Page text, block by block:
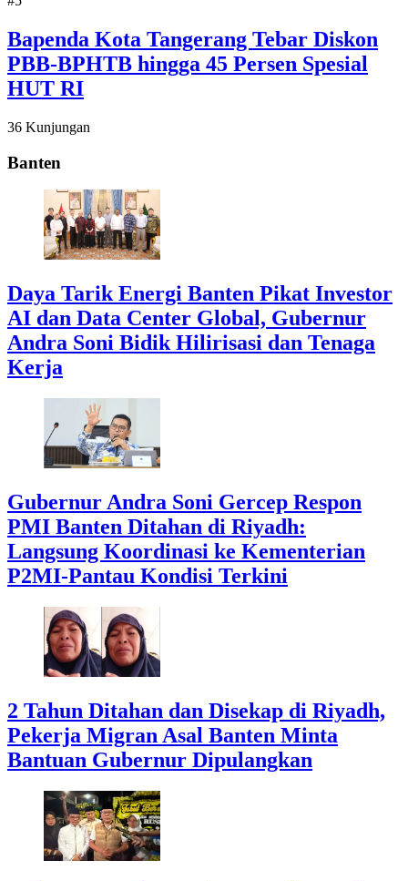
Bapenda Kota Tangerang Tebar Diskon
PBB-BPHTB hingga 45 Persen Spesial
HUT RI
36 Kunjungan
Banten
Daya Tarik Energi Banten Pikat Investor
AI dan Data Center Global, Gubernur
Andra Soni Bidik Hilirisasi dan Tenaga
Kerja
Gubernur Andra Soni Gercep Respon
PMI Banten Ditahan di Riyadh:
Langsung Koordinasi ke Kementerian
P2MI-Pantau Kondisi Terkini
2 Tahun Ditahan dan Disekap di Riyadh,
Pekerja Migran Asal Banten Minta
Bantuan Gubernur Dipulangkan